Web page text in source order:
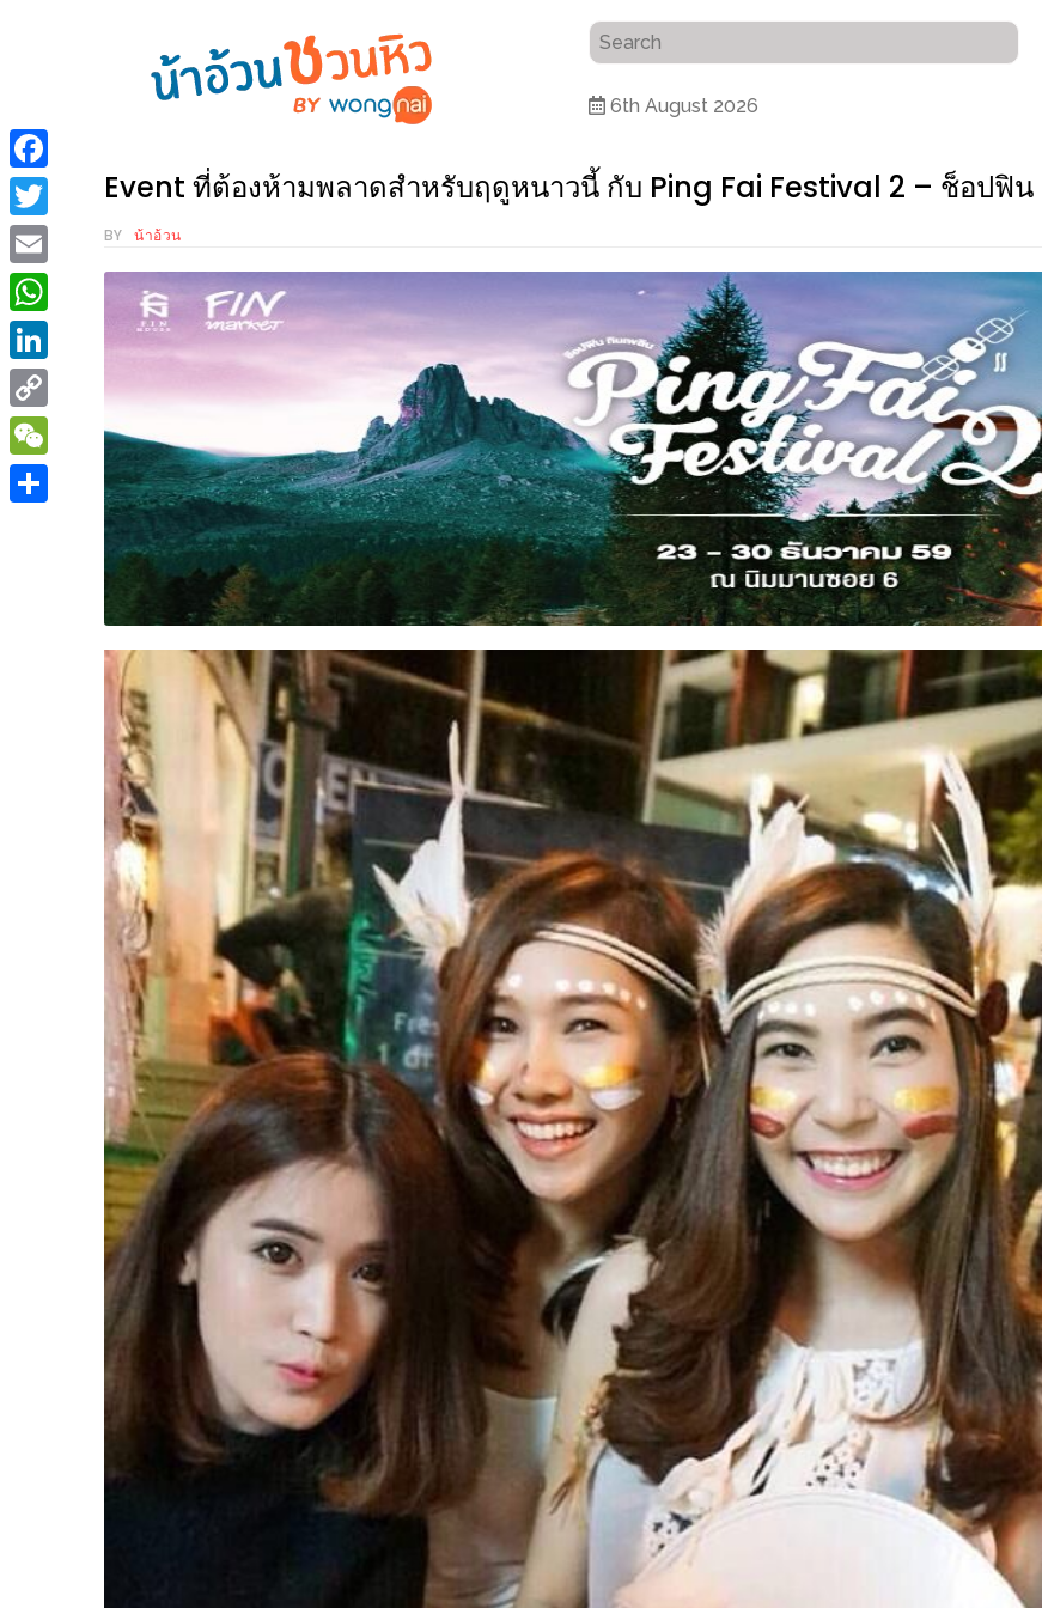
6th August 2026
แนะนำ
ร้าน
อาหาร
ต้องการ
ติดต่อ
น้า
อ้วน
WONGNAI.COM
ความ
เป็น
ส่วน
ตัว
[PR]
รับ
โชค
โรงแรม
ศิริ
ปัน
นาฯ
เชียงใหม่
เดิน
เล่น
กัน
มั้ย
ใน
ฐานะ
อะไร
ก็ได้
…
งาน
เดียว
ครบ
ครั้ง
ช้อป
ชิ
ลล์
ชิม
ที่
HIMMA
MARKET
FESTIVAL
ค้า
Event ที่ต้องห้ามพลาดสำหรับฤดูหนาวนี้ กับ Ping Fai Festival 2 – ช็อปฟิน
BY น้าอ้วน
Facebook
Twitter
Email
WhatsApp
LinkedIn
Copy
Link
WeChat